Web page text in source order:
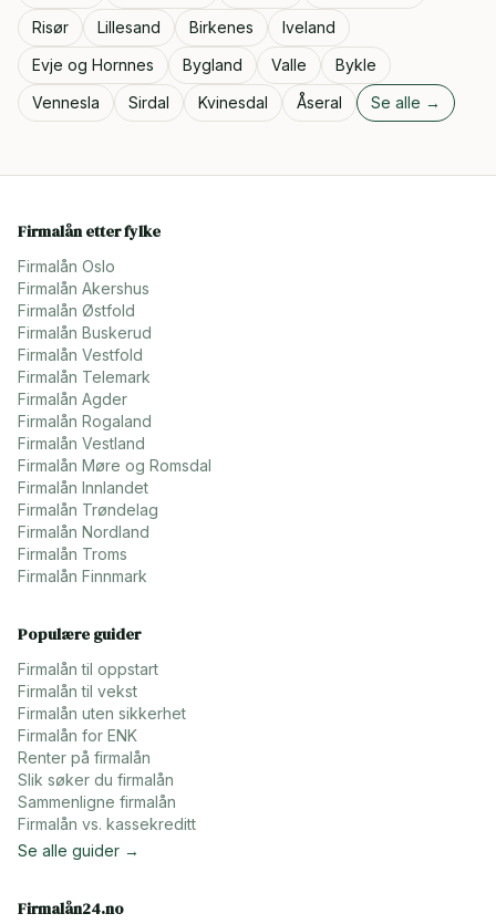
Risør
Lillesand Birkenes
Iveland
Evje og Hornnes
Bygland Valle
Bykle
Vennesla
Sirdal Kvinesdal Åseral Se alle →
Firmalån etter fylke
Firmalån Oslo
Firmalån Akershus
Firmalån Østfold
Firmalån Buskerud
Firmalån Vestfold
Firmalån Telemark
Firmalån Agder
Firmalån Rogaland
Firmalån Vestland
Firmalån Møre og Romsdal
Firmalån Innlandet
Firmalån Trøndelag
Firmalån Nordland
Firmalån Troms
Firmalån Finnmark
Populære guider
Firmalån til oppstart
Firmalån til vekst
Firmalån uten sikkerhet
Firmalån for ENK
Renter på firmalån
Slik søker du firmalån
Sammenligne firmalån
Firmalån vs. kassekreditt
Se alle guider →
Firmalån24.no